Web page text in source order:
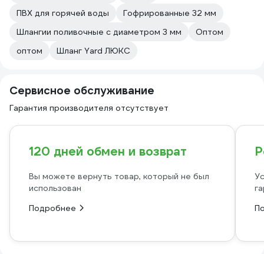
ПВХ для горячей воды
Гофрированные 32 мм
Шлангии поливочные с диаметром 3 мм
Оптом
оптом
Шланг Yard ЛЮКС
Сервисное обслуживание
Гарантия производителя отсутствует
120 дней обмен и возврат
Вы можете вернуть товар, который не был
использован
Подробнее